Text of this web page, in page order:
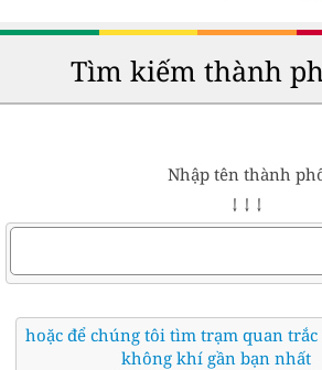
Tìm kiếm thành
Nhập tên thành
↓ ↓ ↓
hoặc để chúng tôi tìm trạm quan
không khí gần bạn nhất